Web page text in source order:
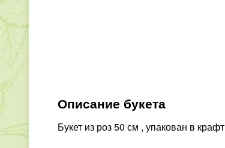
Описание букета
Букет из роз 50 см , упакован в крафт